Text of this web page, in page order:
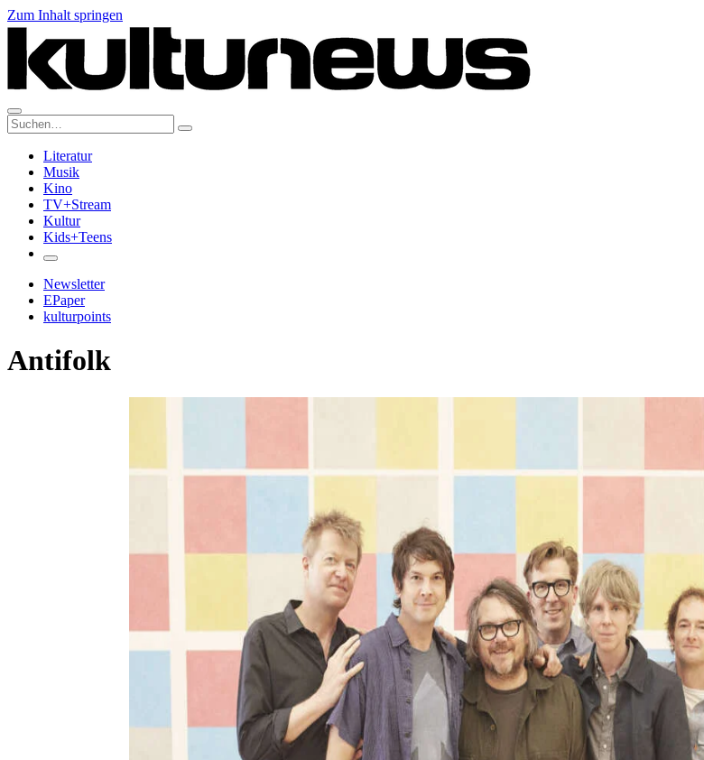
Zum Inhalt springen
Suche:
Literatur
Musik
Kino
TV+Stream
Kultur
Kids+Teens
Newsletter
EPaper
kulturpoints
Antifolk